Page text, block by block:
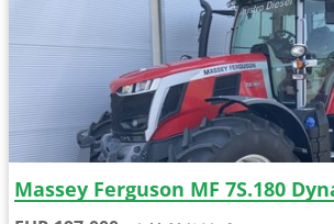
Massey Ferguson MF 7S.180